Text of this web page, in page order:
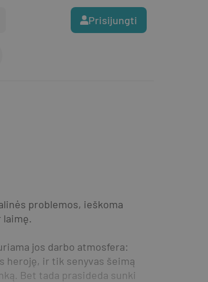
Prisijungti
problemos, ieškoma
laimę.
jos darbo atmosfera:
heroję, ir tik senyvas šeimą
Bet tada prasideda sunki